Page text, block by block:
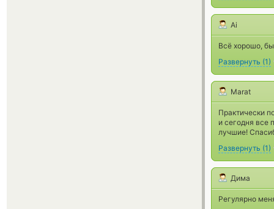
Ai
Всё хорошо,
Развернуть (1)
Marat
Практически
и сегодня все
лучшие!
Развернуть (1)
Дима
Регулярно